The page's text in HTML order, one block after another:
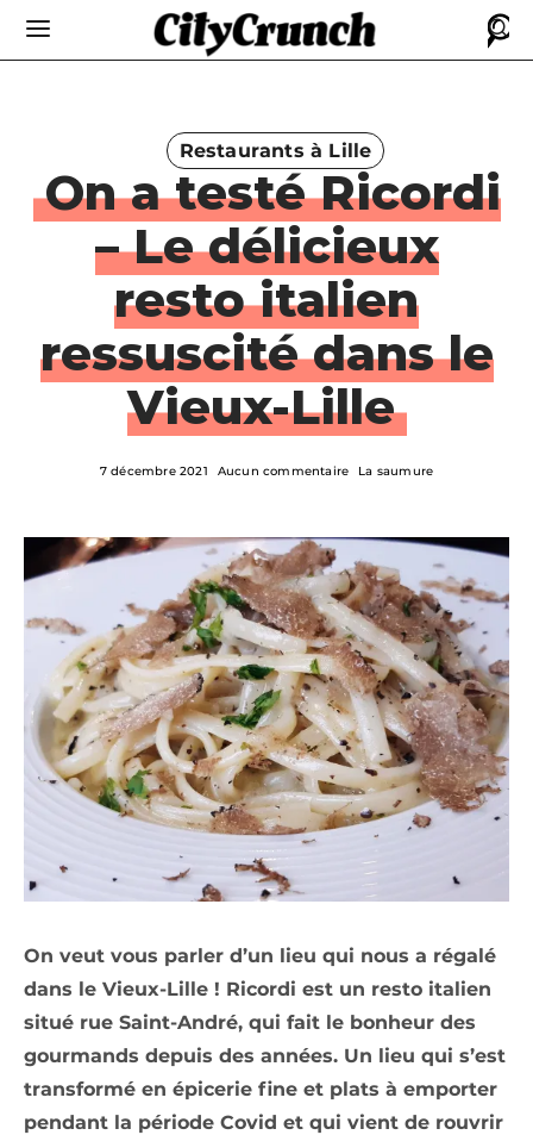
Restaurants à Lille
On a testé Ricordi
– Le délicieux
resto italien
ressuscité dans le
Vieux-Lille
7 décembre 2021 Aucun commentaire La saumure
On veut vous parler d’un lieu qui nous a régalé
dans le Vieux-Lille ! Ricordi est un resto italien
situé rue Saint-André, qui fait le bonheur des
gourmands depuis des années. Un lieu qui s’est
transformé en épicerie fine et plats à emporter
pendant la période Covid et qui vient de rouvrir